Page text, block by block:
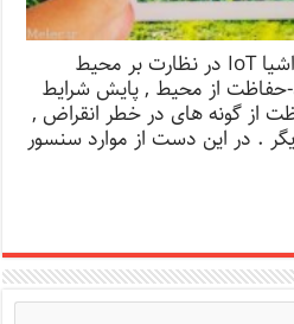
نظارت بر محیط با اینترنت اشیا IoT در نظارت بر محیط
حفاظت از محیط , پایش شرایط
از گونه های در خطر انقراض ,
. در این دست از موارد سنسور